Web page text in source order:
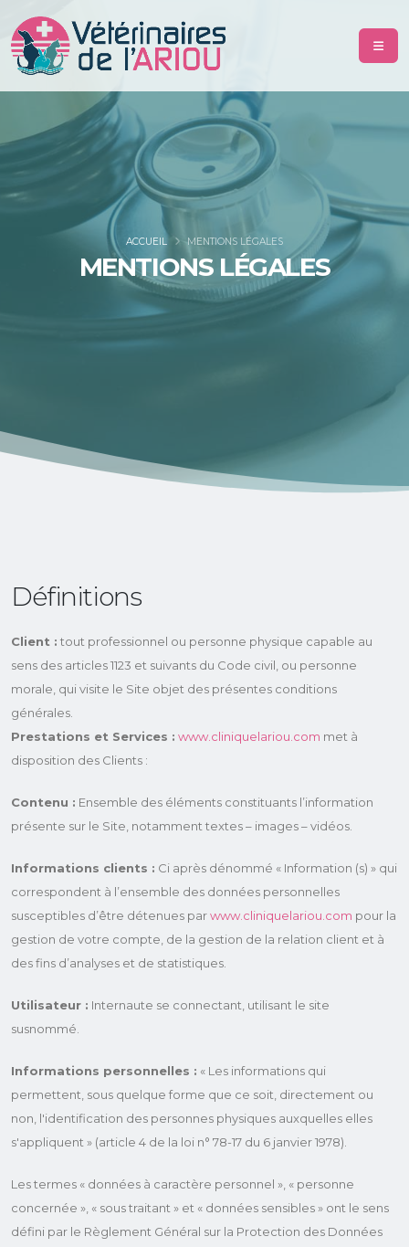
MENTIONS LÉGALES
ACCUEIL MENTIONS LÉGALES
Définitions
Client : tout professionnel ou personne physique capable au
sens des articles 1123 et suivants du Code civil, ou personne
morale, qui visite le Site objet des présentes conditions
générales.
Prestations et Services : www.cliniquelariou.com met à
disposition des Clients :
Contenu : Ensemble des éléments constituants l’information
présente sur le Site, notamment textes – images – vidéos.
Informations clients : Ci après dénommé « Information (s) » qui
correspondent à l’ensemble des données personnelles
susceptibles d’être détenues parwww.cliniquelariou.com pour la
gestion de votre compte, de la gestion de la relation client et à
des fins d’analyses et de statistiques.
Utilisateur : Internaute se connectant, utilisant le site
susnommé.
Informations personnelles : « Les informations qui
permettent, sous quelque forme que ce soit, directement ou
non, l'identification des personnes physiques auxquelles elles
s'appliquent » (article 4 de la loi n° 78-17 du 6 janvier 1978).
Les termes « données à caractère personnel », « personne
concernée », « sous traitant » et « données sensibles » ont le sens
défini par le Règlement Général sur la Protection des Données